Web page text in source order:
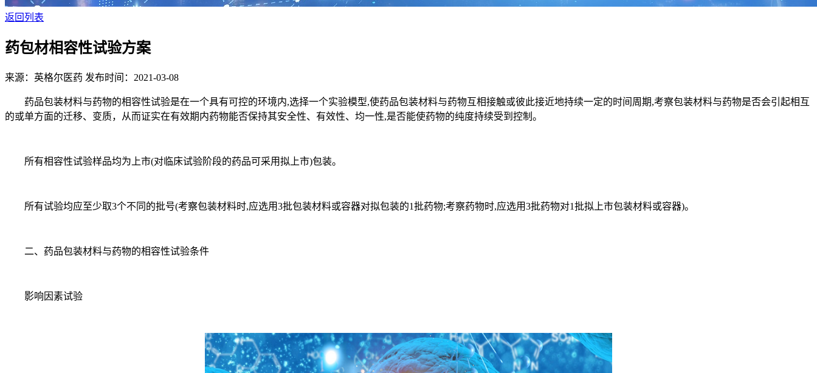
返回列表
药包材相容性试验方案
来源：英格尔医药 发布时间：2021-03-08
药品包装材料与药物的相容性试验是在一个具有可控的环境内,选择一个实验模型,使药品包装材料与药物互相接触或彼此接近地持续一定的时间周期,考察包装材料与药物是否会引起相互
的或单方面的迁移、变质，从而证实在有效期内药物能否保持其安全性、有效性、均一性,是否能使药物的纯度持续受到控制。
所有相容性试验样品均为上市(对临床试验阶段的药品可采用拟上市)包装。
所有试验均应至少取3个不同的批号(考察包装材料时,应选用3批包装材料或容器对拟包装的1批药物;考察药物时,应选用3批药物对1批拟上市包装材料或容器)。
二、药品包装材料与药物的相容性试验条件
影响因素试验